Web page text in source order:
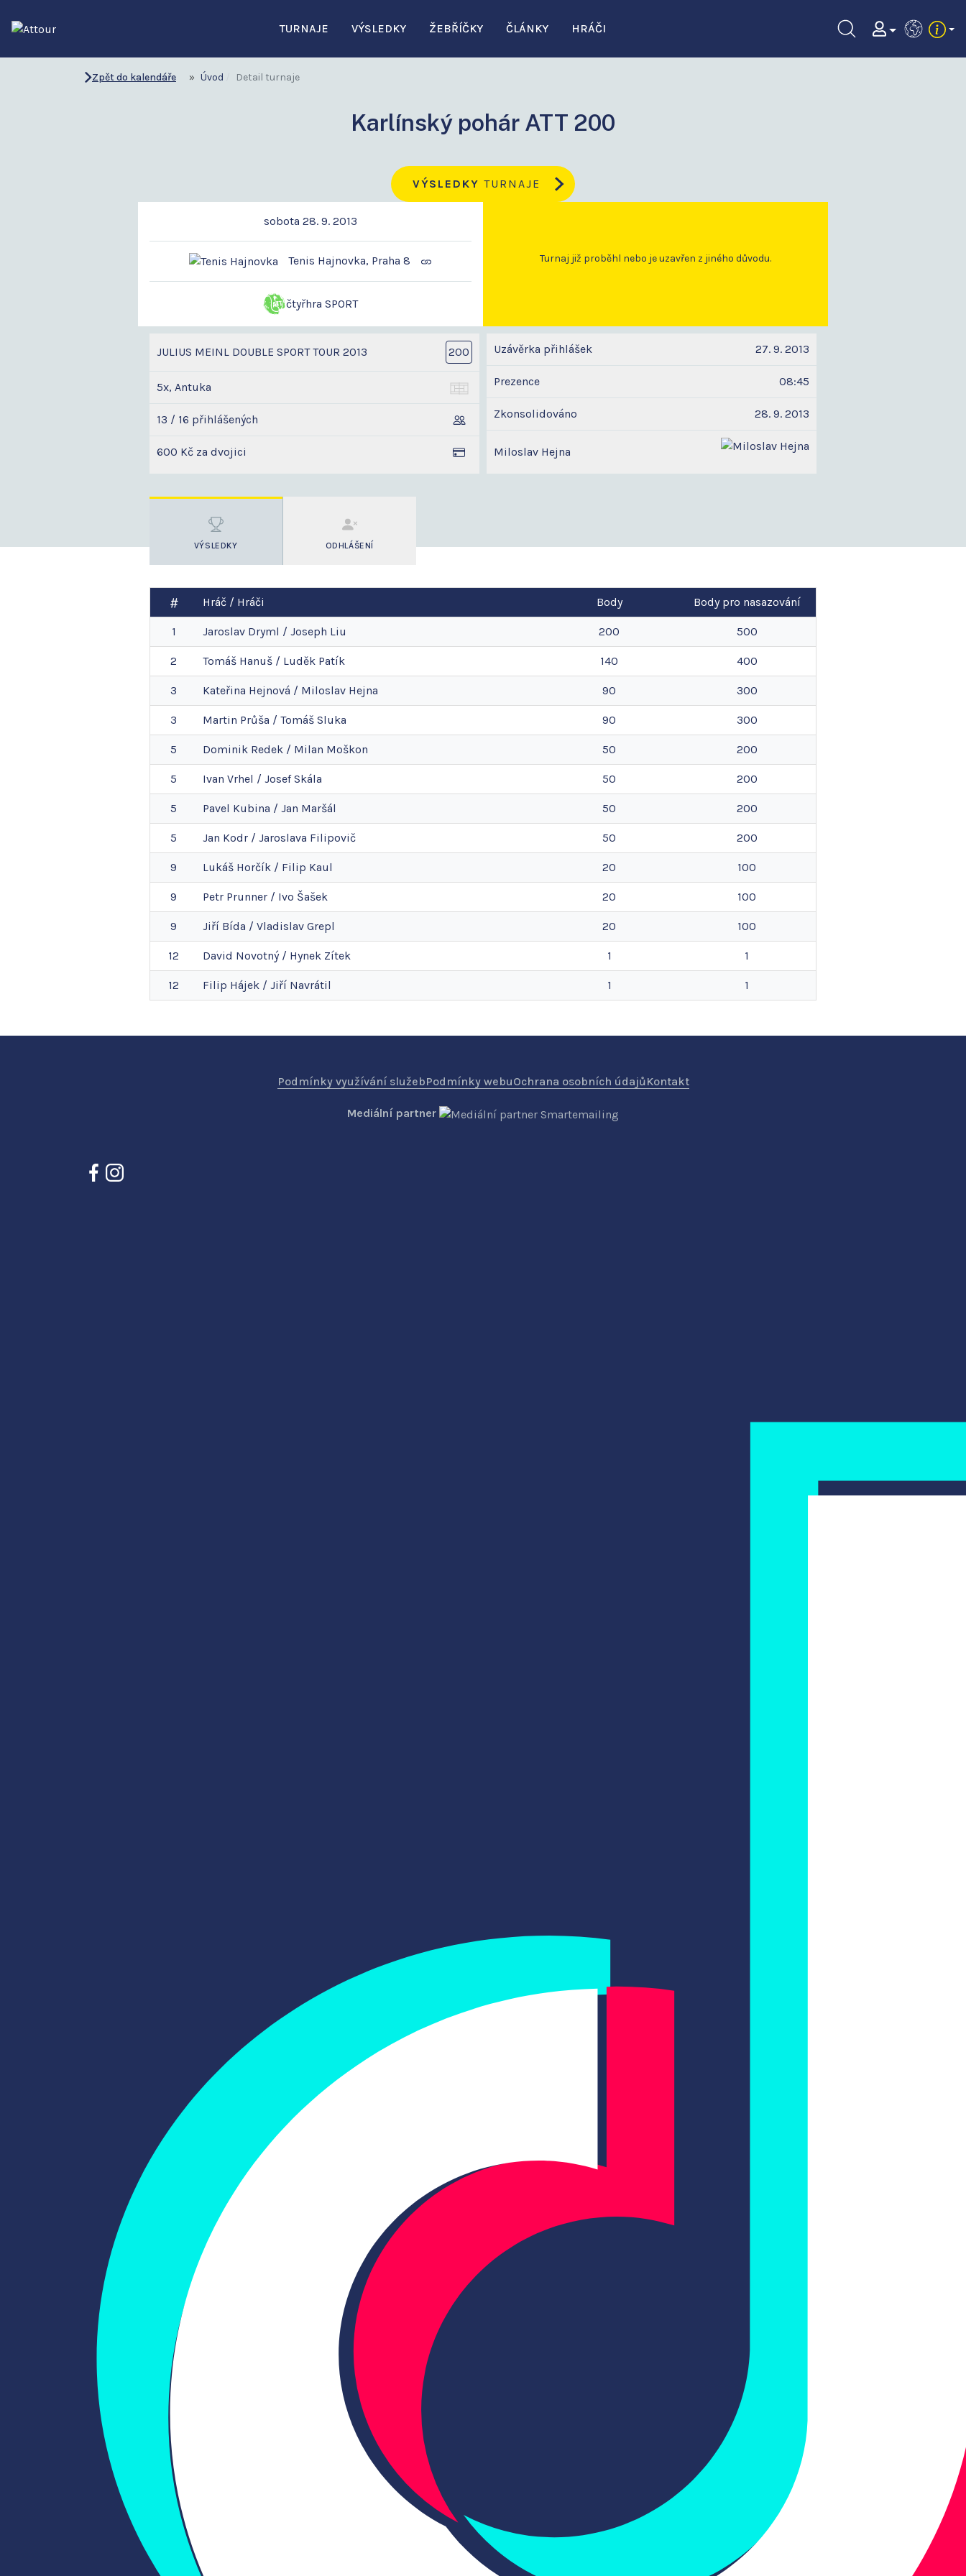
TURNAJE VÝSLEDKY ŽEBŘÍČKY ČLÁNKY HRÁČI
EN
Úvod Detail turnaje
Zpět do kalendáře
Karlínský pohár ATT 200
VÝSLEDKY TURNAJE
sobota 28. 9. 2013
Tenis Hajnovka, Praha 8
čtyřhra SPORT
Turnaj již proběhl nebo je uzavřen z jiného důvodu.
JULIUS MEINL DOUBLE SPORT TOUR 2013 200
5x, Antuka
13 / 16 přihlášených
600 Kč za dvojici
Uzávěrka přihlášek 27. 9. 2013
Prezence 08:45
Zkonsolidováno 28. 9. 2013
Miloslav Hejna
VÝSLEDKY ODHLÁŠENÍ
Hráč / Hráči Body Body pro nasazování
1 Jaroslav Dryml / Joseph Liu 200 500
2 Tomáš Hanuš / Luděk Patík 140 400
3 Kateřina Hejnová / Miloslav Hejna 90 300
3 Martin Průša / Tomáš Sluka 90 300
5 Dominik Redek / Milan Moškon 50 200
5 Ivan Vrhel / Josef Skála 50 200
5 Pavel Kubina / Jan Maršál 50 200
5 Jan Kodr / Jaroslava Filipovič 50 200
9 Lukáš Horčík / Filip Kaul 20 100
9 Petr Prunner / Ivo Šašek 20 100
9 Jiří Bída / Vladislav Grepl 20 100
12 David Novotný/ Hynek Zítek 1 1
12 Filip Hájek / Jiří Navrátil 1 1
Podmínky využívání služebPodmínky webuOchrana osobních údajůKontakt
Mediální partner